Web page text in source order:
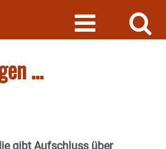
…
gibt Aufschluss über